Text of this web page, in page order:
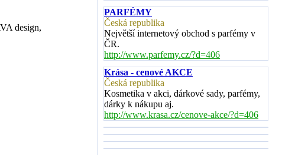
design,
PARFÉMY
Česká republika
Největší internetový obchod s parfémy v
ČR.
http://www.parfemy.cz/?d=406
Krása - cenové AKCE
Česká republika
Kosmetika v akci, dárkové sady, parfémy,
dárky k nákupu aj.
http://www.krasa.cz/cenove-akce/?d=406